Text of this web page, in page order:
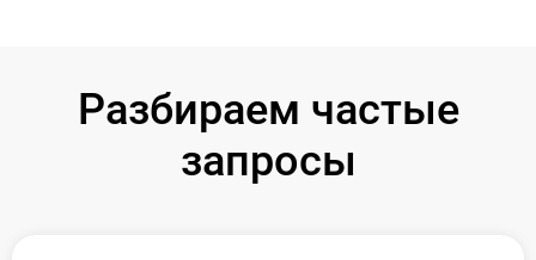
Разбираем частые
запросы